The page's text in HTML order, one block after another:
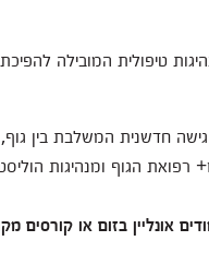
טיפולית המובילה
הגוף ומנהיגות
אונליין בזום או קורסים